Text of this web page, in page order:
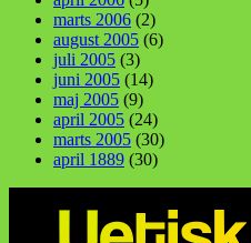
marts 2006 (2)
august 2005 (6)
juli 2005 (3)
juni 2005 (14)
maj 2005 (9)
april 2005 (24)
marts 2005 (30)
april 1889 (30)